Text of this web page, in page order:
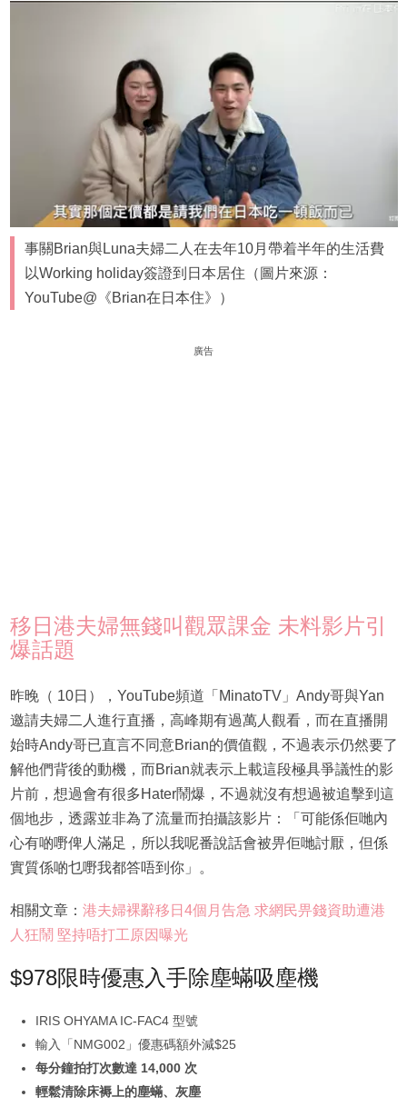
事關Brian與Luna夫婦二人在去年10月帶着半年的生活費
以Working holiday簽證到日本居住（圖片來源：
YouTube@《Brian在日本住》）
廣告
移日港夫婦無錢叫觀眾課金 未料影片引
爆話題
昨晚（ 10日），YouTube頻道「MinatoTV」Andy哥與Yan
邀請夫婦二人進行直播，高峰期有過萬人觀看，而在直播開
始時Andy哥已直言不同意Brian的價值觀，不過表示仍然要了
解他們背後的動機，而Brian就表示上載這段極具爭議性的影
片前，想過會有很多Hater鬧爆，不過就沒有想過被追擊到這
個地步，透露並非為了流量而拍攝該影片：「可能係佢哋內
心有啲嘢俾人滿足，所以我呢番說話會被畀佢哋討厭，但係
實質係啲乜嘢我都答唔到你」。
相關文章： 港夫婦裸辭移日4個月告急 求網民畀錢資助遭港
人狂鬧 堅持唔打工原因曝光
$978限時優惠入手除塵蟎吸塵機
IRIS OHYAMA IC-FAC4 型號
輸入「NMG002」優惠碼額外減$25
每分鐘拍打次數達 14,000 次
輕鬆清除床褥上的塵蟎、灰塵